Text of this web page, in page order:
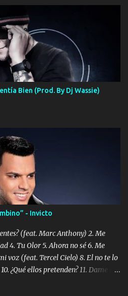
Bien (Prod. By Dj Wassie)
- Invicto
(feat. Marc Anthony) 2. Me
4. Tu Olor 5. Ahora no sé 6. Me
voz (feat. Tercel Cielo) 8. El no te lo
¿Qué ellos pretenden? 11. Dame la